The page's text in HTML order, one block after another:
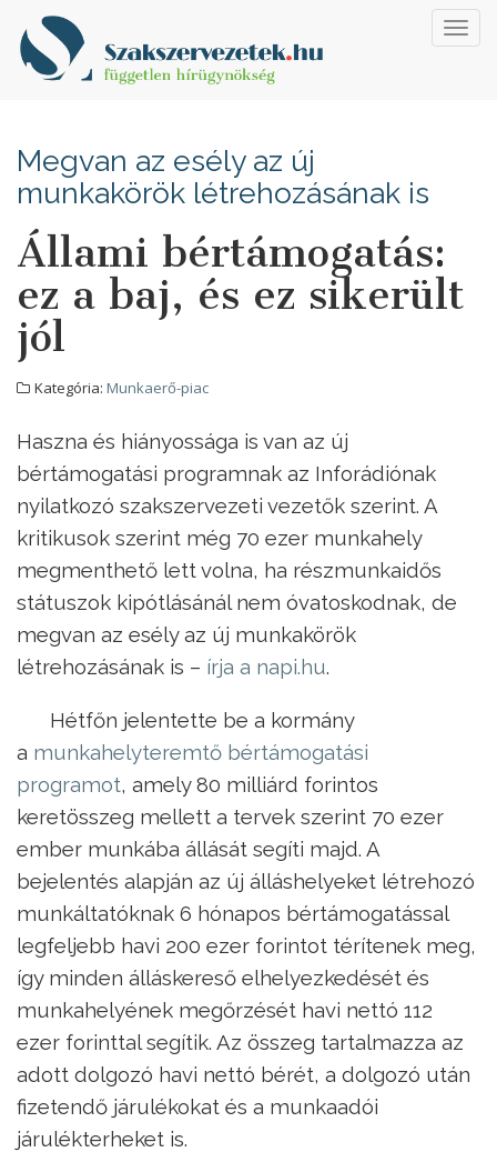
Megvan az esély az új
munkakörök létrehozásának is
Állami bértámogatás:
ez a baj, és ez sikerült
jól
Kategória: Munkaerő-piac
Haszna és hiányossága is van az új
bértámogatási programnak az Inforádiónak
nyilatkozó szakszervezeti vezetők szerint. A
kritikusok szerint még 70 ezer munkahely
megmenthető lett volna, ha részmunkaidős
státuszok kipótlásánál nem óvatoskodnak, de
megvan az esély az új munkakörök
létrehozásának is – írja a napi.hu.
Hétfőn jelentette be a kormány
a munkahelyteremtő bértámogatási
programot, amely 80 milliárd forintos
keretösszeg mellett a tervek szerint 70 ezer
ember munkába állását segíti majd. A
bejelentés alapján az új álláshelyeket létrehozó
munkáltatóknak 6 hónapos bértámogatással
legfeljebb havi 200 ezer forintot térítenek meg,
így minden álláskereső elhelyezkedését és
munkahelyének megőrzését havi nettó 112
ezer forinttal segítik. Az összeg tartalmazza az
adott dolgozó havi nettó bérét, a dolgozó után
fizetendő járulékokat és a munkaadói
járulékterheket is.